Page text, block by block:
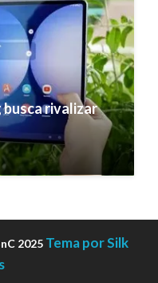
busca rivalizar
2025 Tema por Silk